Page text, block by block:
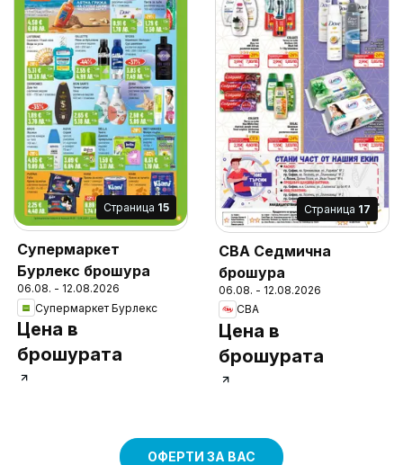
Cтраница 15
Супермаркет
Бурлекс брошура
06.08. - 12.08.2026
Супермаркет Бурлекс
Цена в
брошурата
Cтраница 17
CBA Седмична
брошура
06.08. - 12.08.2026
CBA
Цена в
брошурата
ОФЕРТИ ЗА ВАС